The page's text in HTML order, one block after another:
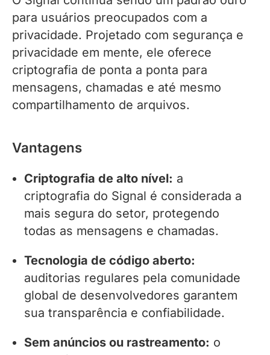
para usuários preocupados com a
privacidade. Projetado com segurança e
privacidade em mente, ele oferece
criptografia de ponta a ponta para
mensagens, chamadas e até mesmo
compartilhamento de arquivos.
Vantagens
Criptografia de alto nível: a
criptografia do Signal é considerada a
mais segura do setor, protegendo
todas as mensagens e chamadas.
Tecnologia de código aberto:
auditorias regulares pela comunidade
global de desenvolvedores garantem
sua transparência e confiabilidade.
Sem anúncios ou rastreamento: o